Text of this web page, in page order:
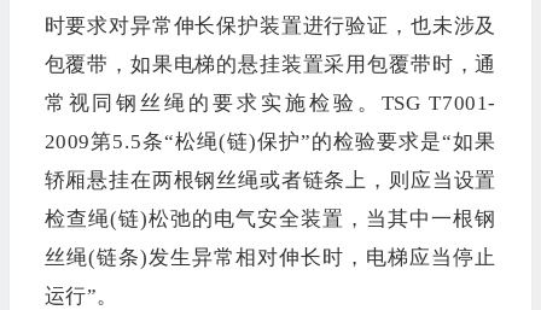
时要求对异常伸长保护装置进行验证，也未涉及
包覆带，如果电梯的悬挂装置采用包覆带时，通
常视同钢丝绳的要求实施检验。TSG T7001-
2009第5.5条“松绳(链)保护”的检验要求是“如果
轿厢悬挂在两根钢丝绳或者链条上，则应当设置
检查绳(链)松弛的电气安全装置，当其中一根钢
丝绳(链条)发生异常相对伸长时，电梯应当停止
运行”。